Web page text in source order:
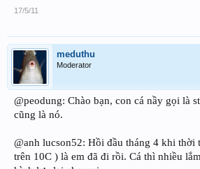
17/5/11
meduthu
Moderator
@peodung: Chào bạn, con cá nầy gọi là
cũng là nó.
@anh lucson52: Hồi đầu tháng 4 khi thời
trên 10C ) là em đã đi rồi. Cá thì nhiều